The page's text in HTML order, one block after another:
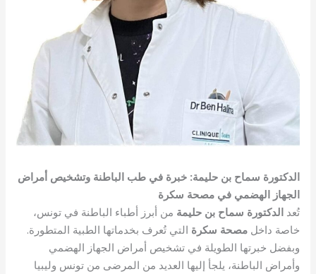
الدكتورة سماح بن حليمة: خبرة في طب الباطنة وتشخيص أمراض
الجهاز الهضمي في مصحة سكرة
تُعدالدكتورة سماح بن حليمة من أبرز أطباء الباطنة في تونس،
خاصة داخلمصحة سكرة التي تُعرف بخدماتها الطبية المتطورة.
وبفضل خبرتها الطويلة في تشخيص أمراض الجهاز الهضمي
وأمراض الباطنة، يلجأ إليها العديد من المرضى من تونس وليبيا